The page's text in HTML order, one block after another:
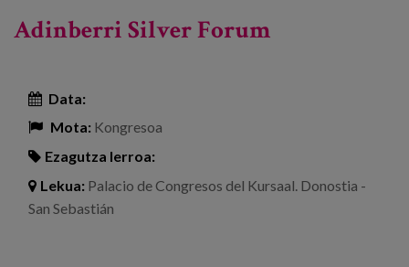
Adinberri Silver Forum
Data:
Mota: Kongresoa
Ezagutza lerroa:
Lekua: Palacio de Congresos del Kursaal. Donostia -
San Sebastián